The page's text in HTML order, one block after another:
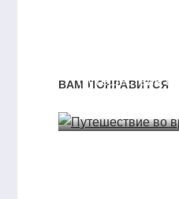
ВАМ ПОНРАВИТСЯ
Путешествие во